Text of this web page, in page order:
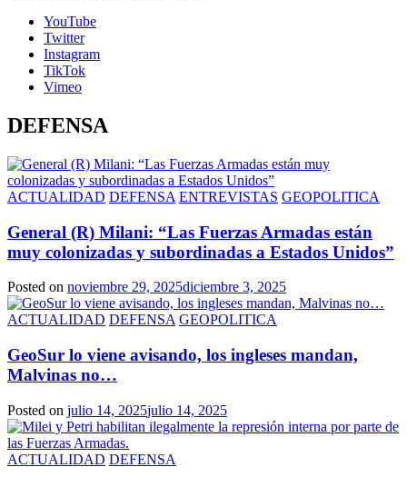
YouTube
Twitter
Instagram
TikTok
Vimeo
DEFENSA
ACTUALIDAD DEFENSA ENTREVISTAS GEOPOLITICA
General (R) Milani: “Las Fuerzas Armadas están
muy colonizadas y subordinadas a Estados Unidos”
Posted on noviembre 29, 2025diciembre 3, 2025
ACTUALIDAD DEFENSA GEOPOLITICA
GeoSur lo viene avisando, los ingleses mandan,
Malvinas no…
Posted on julio 14, 2025julio 14, 2025
ACTUALIDAD DEFENSA